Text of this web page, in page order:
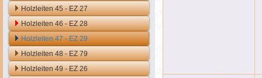
Holzleiten 45 - EZ 27
Holzleiten 46 - EZ 28
Holzleiten 47 - EZ 29
Holzleiten 48 - EZ 79
Holzleiten 49 - EZ 26